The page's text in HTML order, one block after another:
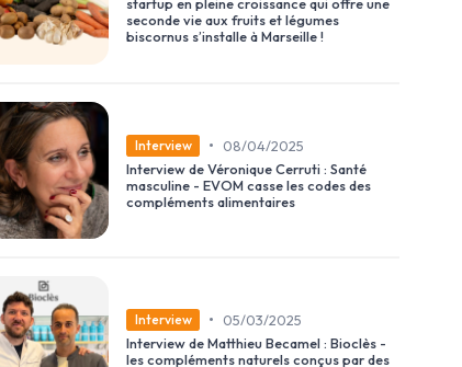
seconde vie aux fruits et légumes
biscornus s’installe à Marseille !
Interview •
08/04/2025
Interview de Véronique Cerruti : Santé
masculine - EVOM casse les codes des
compléments alimentaires
Interview •
05/03/2025
Interview de Matthieu Becamel : Bioclès -
les compléments naturels conçus par des